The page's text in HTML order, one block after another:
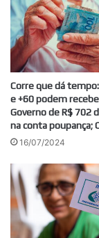
Corre que dá
e +60 podem
Governo de R$ 702
na conta poupança;
16/07/2024